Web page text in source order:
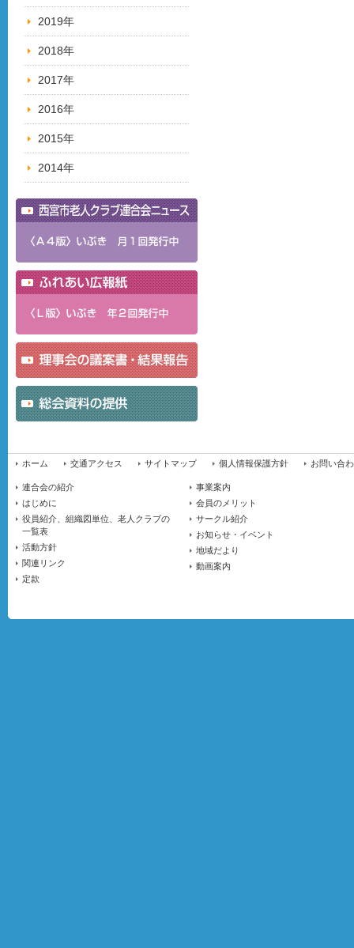
2019年
2018年
2017年
2016年
2015年
2014年
ホーム 交通アクセス サイトマップ 個人情報保護方針 お問い合
連合会の紹介
はじめに
役員紹介、組織図単位、老人クラブの
一覧表
活動方針
関連リンク
定款
事業案内
会員のメリット
サークル紹介
お知らせ・イベント
地域だより
動画案内